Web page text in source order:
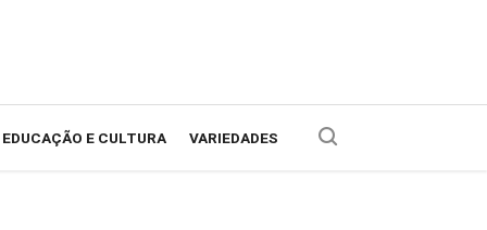
EDUCAÇÃO E CULTURA VARIEDADES